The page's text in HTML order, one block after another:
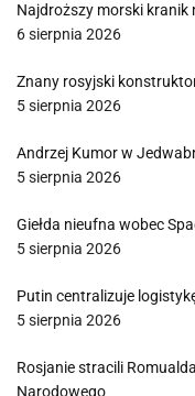
Najdroższy morski kranik
6 sierpnia 2026
Znany rosyjski
5 sierpnia 2026
Andrzej Kumor w
5 sierpnia 2026
Giełda nieufna wobec
5 sierpnia 2026
Putin centralizuje
5 sierpnia 2026
Rosjanie stracili
Narodowego